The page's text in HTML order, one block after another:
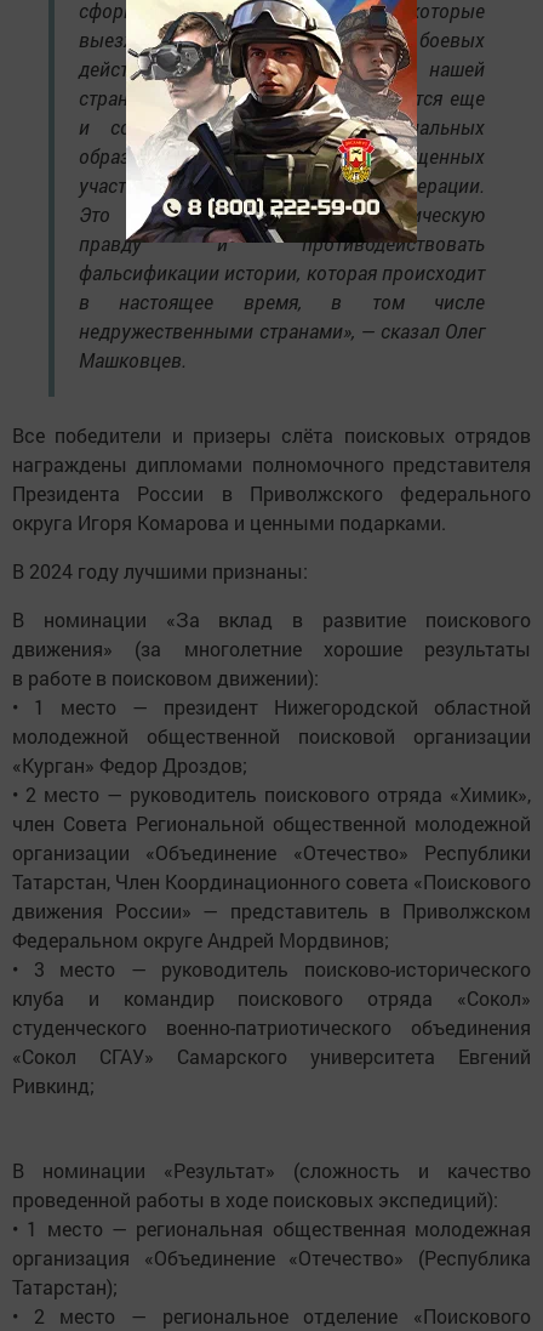
сформировано 446 отряда, которые
выезжают в экспедиции на места боевых
действий в самые разные регионы нашей
страны. Сейчас поисковики занимаются еще
и созданием музеев в муниципальных
образованиях и школах, посвященных
участникам специальной военной операции.
Это позволяет защищать историческую
правду и противодействовать
фальсификации истории, которая происходит
в настоящее время, в том числе
недружественными странами», — сказал Олег
Машковцев.
Все победители и призеры слёта поисковых отрядов
награждены дипломами полномочного представителя
Президента России в Приволжского федерального
округа Игоря Комарова и ценными подарками.
В 2024 году лучшими признаны:
В номинации «За вклад в развитие поискового
движения» (за многолетние хорошие результаты
в работе в поисковом движении):
• 1 место — президент Нижегородской областной
молодежной общественной поисковой организации
«Курган» Федор Дроздов;
• 2 место — руководитель поискового отряда «Химик»,
член Совета Региональной общественной молодежной
организации «Объединение «Отечество» Республики
Татарстан, Член Координационного совета «Поискового
движения России» — представитель в Приволжском
Федеральном округе Андрей Мордвинов;
• 3 место — руководитель поисково-исторического
клуба и командир поискового отряда «Сокол»
студенческого военно-патриотического объединения
«Сокол СГАУ» Самарского университета Евгений
Ривкинд;
В номинации «Результат» (сложность и качество
проведенной работы в ходе поисковых экспедиций):
• 1 место — региональная общественная молодежная
организация «Объединение «Отечество» (Республика
Татарстан);
• 2 место — региональное отделение «Поискового